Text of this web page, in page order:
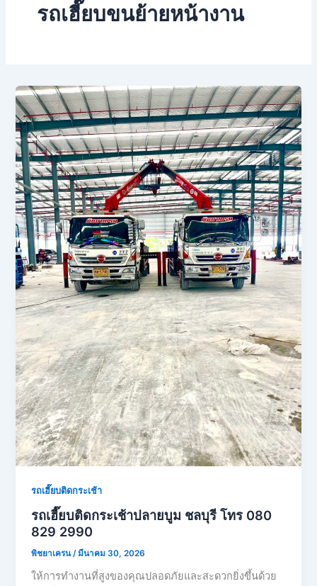
รถเฮี๊ยบขนย้ายหน้างาน
รถเฮี๊ยบติดกระเช้า
รถเฮี๊ยบติดกระเช้าปลายบูม ชลบุรี โทร 080
829 2990
พิชยาเครน /มีนาคม 30, 2026
ให้การทำงานที่สูงของคุณปลอดภัยและสะดวกยิ่งขึ้นด้วย